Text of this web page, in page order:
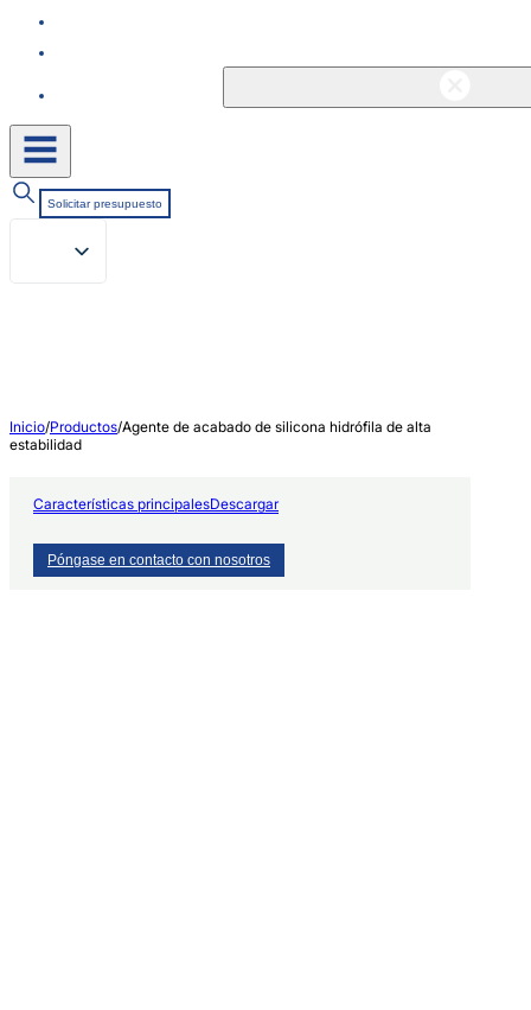
Solicitar presupuesto
Inicio/Productos/Agente de acabado de silicona hidrófila de alta
estabilidad
Características principalesDescargar
Póngase en contacto con nosotros